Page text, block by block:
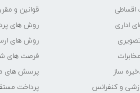
اداری
ساز
و کنفرانس
قوانین و
روش های
روش های
فرصت های
پرسش های
پرداخت